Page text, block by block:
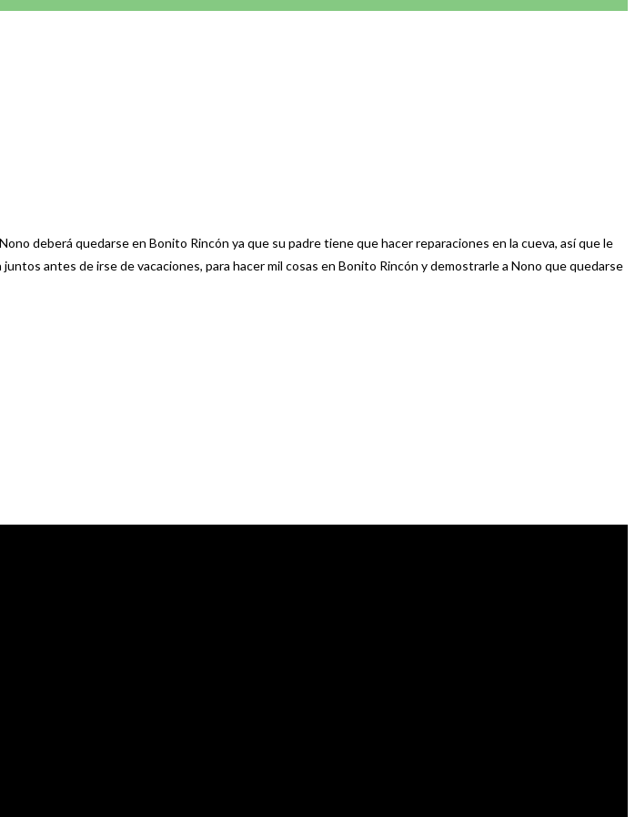
deberá quedarse en Bonito Rincón ya que su padre tiene que hacer reparaciones en la cueva, así que le
antes de irse de vacaciones, para hacer mil cosas en Bonito Rincón y demostrarle a Nono que quedarse